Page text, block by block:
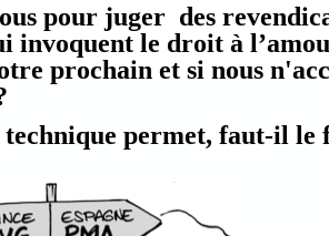
pour juger des
invoquent le droit à
prochain et si nous
technique permet, faut-il le